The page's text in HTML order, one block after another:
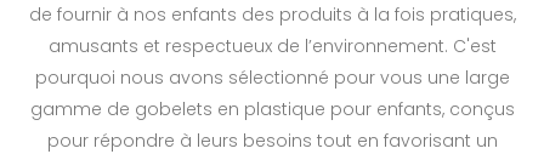
de fournir à nos enfants des produits à la fois pratiques,
amusants et respectueux de l’environnement. C'est
pourquoi nous avons sélectionné pour vous une large
gamme de gobelets en plastique pour enfants, conçus
pour répondre à leurs besoins tout en favorisant un